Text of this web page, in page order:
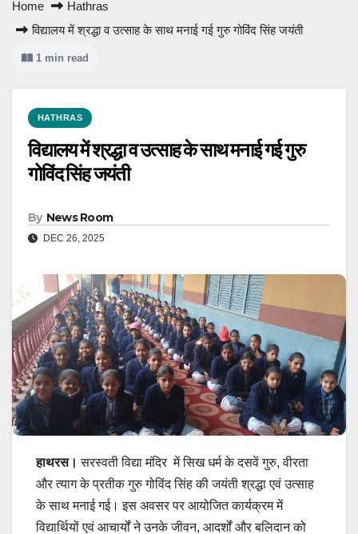
Home
Hathras
विद्यालय में श्रद्धा व उत्साह के साथ मनाई गई गुरु गोविंद सिंह जयंती
1 min read
HATHRAS
विद्यालय में श्रद्धा व उत्साह के साथ मनाई गई गुरु
गोविंद सिंह जयंती
By News Room
DEC 26, 2025
हाथरस। सरस्वती विद्या मंदिर में सिख धर्म के दसवें गुरु, वीरता
और त्याग के प्रतीक गुरु गोविंद सिंह की जयंती श्रद्धा एवं उत्साह
के साथ मनाई गई। इस अवसर पर आयोजित कार्यक्रम में
विद्यार्थियों एवं आचार्यों ने उनके जीवन, आदर्शों और बलिदान को